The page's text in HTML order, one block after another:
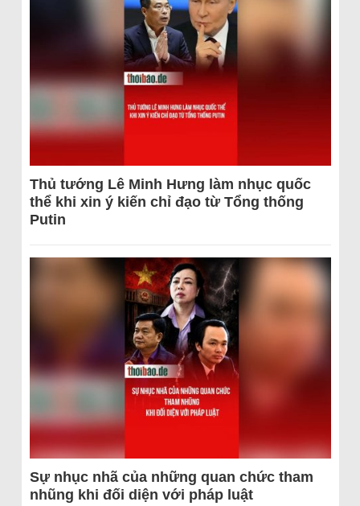
Thủ tướng Lê Minh Hưng làm nhục quốc
thể khi xin ý kiến chỉ đạo từ Tổng thống
Putin
Sự nhục nhã của những quan chức tham
nhũng khi đối diện với pháp luật